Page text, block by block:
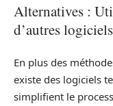
Alternatives :
d’autres
En plus des
existe des logiciels
simplifient le